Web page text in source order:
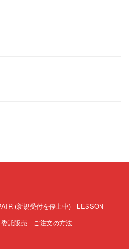
(新規受付を停止中)
LESSON
託販売
ご注文の方法